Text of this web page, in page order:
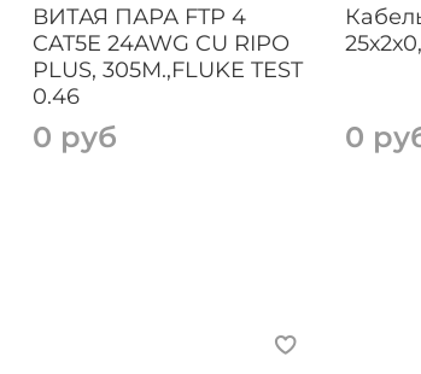
ВИТАЯ ПАРА FTP 4
CAT5E 24AWG CU RIPO
PLUS, 305М.,FLUKE TEST
0.46
0 руб 0